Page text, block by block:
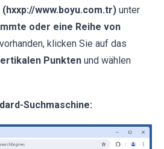
(hxxp://www.boyu.com.tr) unter
oder eine Reihe von
klicken Sie auf das
Punkten und wählen
Suchmaschine: